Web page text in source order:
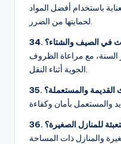
باستخدام أفضل المواد
لحمايتها من الضرر.
في الصيف والشتاء؟
السنة، مع مراعاة الظروف
الجوية أثناء النقل.
القديمة والمستعملة؟
للمنازل الصغيرة؟
والمنازل ذات المساحة